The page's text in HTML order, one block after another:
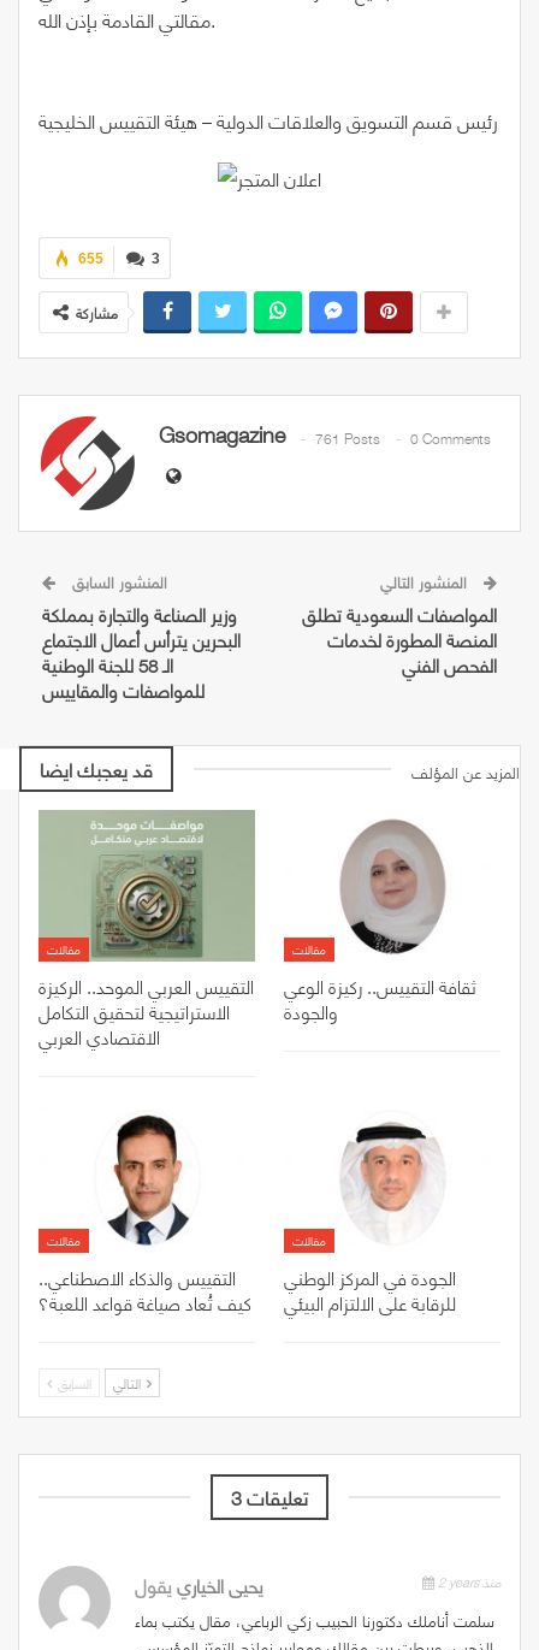
مقالتي القادمة بإذن الله.
رئيس قسم التسويق والعلاقات الدولية – هيئة التقييس الخليجية
3
655
مشاركة
Gsomagazine 761 Posts 0 Comments
المنشور السابق
وزير الصناعة والتجارة بمملكة
البحرين يترأس أعمال الاجتماع
الـ 58 للجنة الوطنية
للمواصفات والمقاييس
المواصفات السعودية تطلق
المنصة المطورة لخدمات
الفحص الفني
قد يعجبك ايضا المزيد عن المؤلف
مقالات
التقييس العربي الموحد.. الركيزة
الاستراتيجية لتحقيق التكامل
الاقتصادي العربي
مقالات
ثقافة التقييس.. ركيزة الوعي
والجودة
مقالات
التقييس والذكاء الاصطناعي..
كيف تُعاد صياغة قواعد اللعبة؟
مقالات
الجودة في المركز الوطني
للرقابة على الالتزام البيئي
السابق
3 تعليقات
يحيى الخيارييقول 2 years منذ
سلمت أناملك دكتورنا الحبيب زكي الرباعي، مقال يكتب بماء